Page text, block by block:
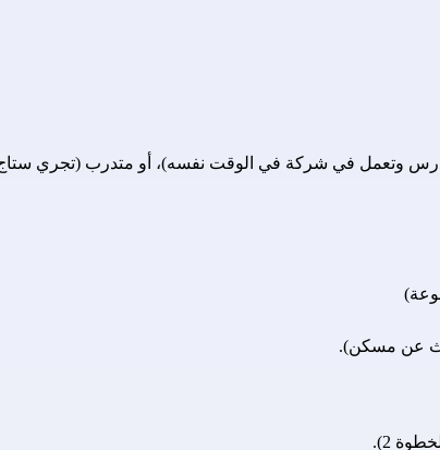
عن مسكن).
2).